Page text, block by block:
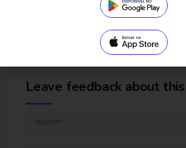
Leave feedback about this